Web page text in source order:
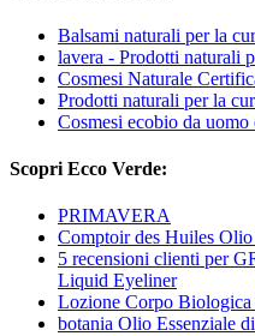
Balsami naturali per la
lavera - Prodotti naturali
Cosmesi Naturale
Prodotti naturali per la
Cosmesi ecobio da
Scopri Ecco Verde:
PRIMAVERA
Comptoir des Huiles
5 recensioni clienti per
Liquid Eyeliner
Lozione Corpo
botania Olio Essenziale